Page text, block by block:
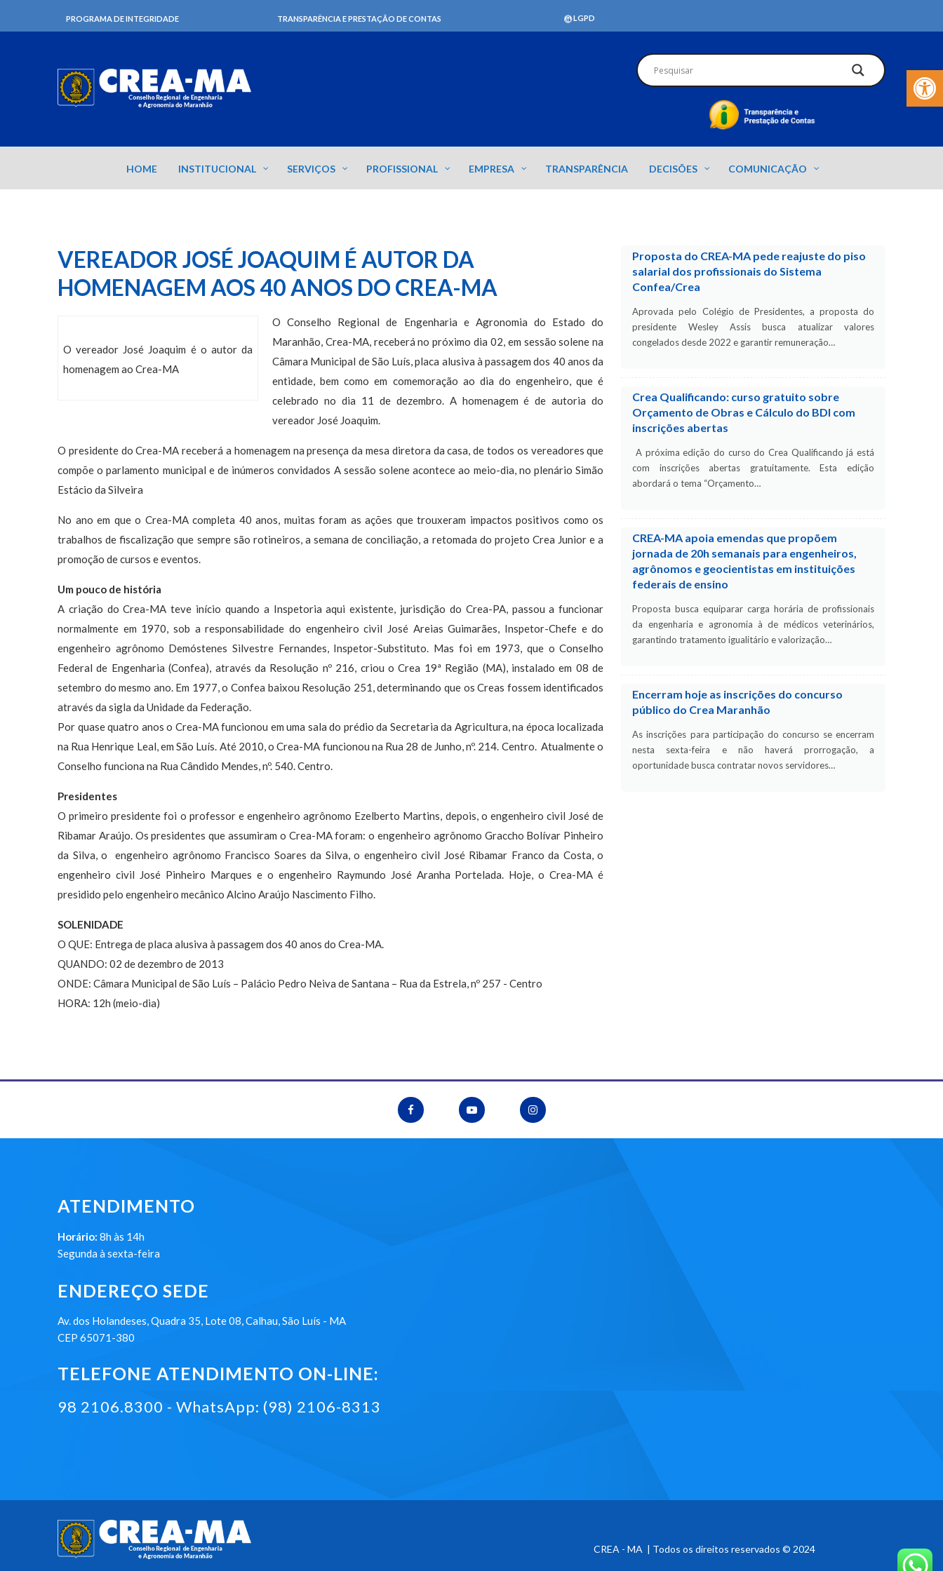
Barra de
PROGRAMA DE INTEGRIDADE TRANSPARÊNCIA E PRESTAÇÃO DE CONTAS LGPD
HOME INSTITUCIONAL SERVIÇOS PROFISSIONAL EMPRESA TRANSPARÊNCIA DECISÕES COMUNICAÇÃO
VEREADOR JOSÉ JOAQUIM É AUTOR DA
HOMENAGEM AOS 40 ANOS DO CREA-MA
O vereador José Joaquim é o autor da
homenagem ao Crea-MA
O Conselho Regional de Engenharia e Agronomia do Estado do
Maranhão, Crea-MA, receberá no próximo dia 02, em sessão solene na
Câmara Municipal de São Luís, placa alusiva à passagem dos 40 anos da
entidade, bem como em comemoração ao dia do engenheiro, que é
celebrado no dia 11 de dezembro. A homenagem é de autoria do
vereador José Joaquim.
O presidente do Crea-MA receberá a homenagem na presença da mesa diretora da casa, de todos os vereadores que
compõe o parlamento municipal e de inúmeros convidados A sessão solene acontece ao meio-dia, no plenário Simão
Estácio da Silveira
No ano em que o Crea-MA completa 40 anos, muitas foram as ações que trouxeram impactos positivos como os
trabalhos de fiscalização que sempre são rotineiros, a semana de conciliação, a retomada do projeto Crea Junior e a
promoção de cursos e eventos.
Um pouco de história
A criação do Crea-MA teve início quando a Inspetoria aqui existente, jurisdição do Crea-PA, passou a funcionar
normalmente em 1970, sob a responsabilidade do engenheiro civil José Areias Guimarães, Inspetor-Chefe e do
engenheiro agrônomo Demóstenes Silvestre Fernandes, Inspetor-Substituto. Mas foi em 1973, que o Conselho
Federal de Engenharia (Confea), através da Resolução nº 216, criou o Crea 19ª Região (MA), instalado em 08 de
setembro do mesmo ano. Em 1977, o Confea baixou Resolução 251, determinando que os Creas fossem identificados
através da sigla da Unidade da Federação.
Por quase quatro anos o Crea-MA funcionou em uma sala do prédio da Secretaria da Agricultura, na época localizada
na Rua Henrique Leal, em São Luís. Até 2010, o Crea-MA funcionou na Rua 28 de Junho, nº. 214. Centro. Atualmente o
Conselho funciona na Rua Cândido Mendes, nº. 540. Centro.
Presidentes
O primeiro presidente foi o professor e engenheiro agrônomo Ezelberto Martins, depois, o engenheiro civil José de
Ribamar Araújo. Os presidentes que assumiram o Crea-MA foram: o engenheiro agrônomo Graccho Bolívar Pinheiro
da Silva, o engenheiro agrônomo Francisco Soares da Silva, o engenheiro civil José Ribamar Franco da Costa, o
engenheiro civil José Pinheiro Marques e o engenheiro Raymundo José Aranha Portelada. Hoje, o Crea-MA é
presidido pelo engenheiro mecânico Alcino Araújo Nascimento Filho.
SOLENIDADE
O QUE: Entrega de placa alusiva à passagem dos 40 anos do Crea-MA.
QUANDO: 02 de dezembro de 2013
ONDE: Câmara Municipal de São Luís – Palácio Pedro Neiva de Santana – Rua da Estrela, nº 257 - Centro
HORA: 12h (meio-dia)
Proposta do CREA-MA pede reajuste do piso
salarial dos profissionais do Sistema
Confea/Crea
Aprovada pelo Colégio de Presidentes, a proposta do
presidente Wesley Assis busca atualizar valores
congelados desde 2022 e garantir remuneração…
Crea Qualificando: curso gratuito sobre
Orçamento de Obras e Cálculo do BDI com
inscrições abertas
A próxima edição do curso do Crea Qualificando já está
com inscrições abertas gratuitamente. Esta edição
abordará o tema “Orçamento…
CREA-MA apoia emendas que propõem
jornada de 20h semanais para engenheiros,
agrônomos e geocientistas em instituições
federais de ensino
Proposta busca equiparar carga horária de profissionais
da engenharia e agronomia à de médicos veterinários,
garantindo tratamento igualitário e valorização…
Encerram hoje as inscrições do concurso
público do Crea Maranhão
As inscrições para participação do concurso se encerram
nesta sexta-feira e não haverá prorrogação, a
oportunidade busca contratar novos servidores…
ATENDIMENTO
Horário: 8h às 14h
Segunda à sexta-feira
ENDEREÇO SEDE
Av. dos Holandeses, Quadra 35, Lote 08, Calhau, São Luís - MA
CEP 65071-380
TELEFONE ATENDIMENTO ON-LINE:
98 2106.8300 - WhatsApp: (98) 2106-8313
CREA - MA | Todos os direitos reservados © 2024